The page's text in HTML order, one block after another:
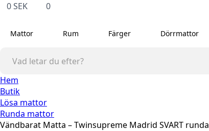
0SEK 0
Mattor Rum Färger Dörrmattor
Hem
Butik
Lösa mattor
Runda mattor
Vändbarat Matta – Twinsupreme Madrid SVART runda